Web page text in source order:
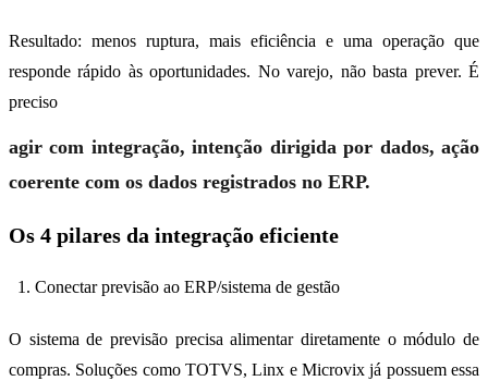
Resultado: menos ruptura, mais eficiência e uma operação que
responde rápido às oportunidades. No varejo, não basta prever. É
preciso
agir com integração, intenção dirigida por dados, ação
coerente com os dados registrados no ERP.
Os 4 pilares da integração eficiente
Conectar previsão ao ERP/sistema de gestão
O sistema de previsão precisa alimentar diretamente o módulo de
compras. Soluções como TOTVS, Linx e Microvix já possuem essa